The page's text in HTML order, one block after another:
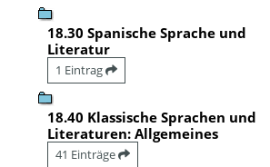
18.30 Spanische Sprache und
Literatur
1 Eintrag
18.40 Klassische Sprachen und
Literaturen: Allgemeines
41 Einträge